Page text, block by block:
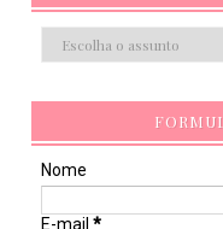
Nome
E-mail *